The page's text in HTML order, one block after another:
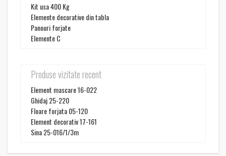
Kit usa 400 Kg
Elemente decorative din tabla
Panouri forjate
Elemente C
Produse vizitate recent
Element mascare 16-022
Ghidaj 25-220
Floare forjata 05-120
Element decorativ 17-161
Sina 25-016/1/3m